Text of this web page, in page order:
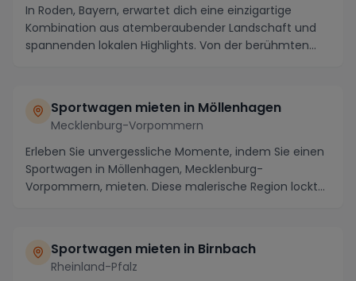
In Roden, Bayern, erwartet dich eine einzigartige
Kombination aus atemberaubender Landschaft und
spannenden lokalen Highlights. Von der berühmten
Sportwagen mieten in Möllenhagen
Mecklenburg-Vorpommern
Erleben Sie unvergessliche Momente, indem Sie einen
Sportwagen in Möllenhagen, Mecklenburg-
Vorpommern, mieten. Diese malerische Region lockt
Sportwagen mieten in Birnbach
Rheinland-Pfalz